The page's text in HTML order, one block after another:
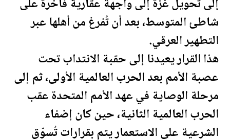
إلى تحويل غزة إلى واجهة عقارية فاخرة على
شاطئ المتوسط، بعد أن تُفرغ من أهلها عبر
التطهير العرقي.
هذا القرار يعيدنا إلى حقبة الانتداب تحت
عصبة الأمم بعد الحرب العالمية الأولى، ثم إلى
مرحلة الوصاية في عهد الأمم المتحدة عقب
الحرب العالمية الثانية، حين كان إضفاء
الشرعية على الاستعمار يتم بقرارات تُسوّق